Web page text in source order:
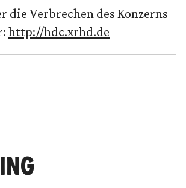
die Verbrechen des Konzerns
http://hdc.xrhd.de